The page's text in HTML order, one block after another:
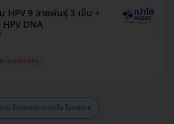
9 สายพันธุ์ 3 เข็ม +
DNA
ประหยัด 14%
วม โรงพยาบาลเปาโล โชคชัย 4